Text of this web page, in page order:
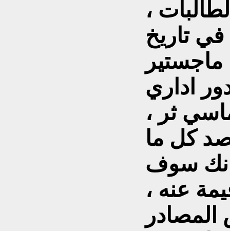
،
تاريخ
اداري
ثر ،
كل ما
انك سوف
عنه ،